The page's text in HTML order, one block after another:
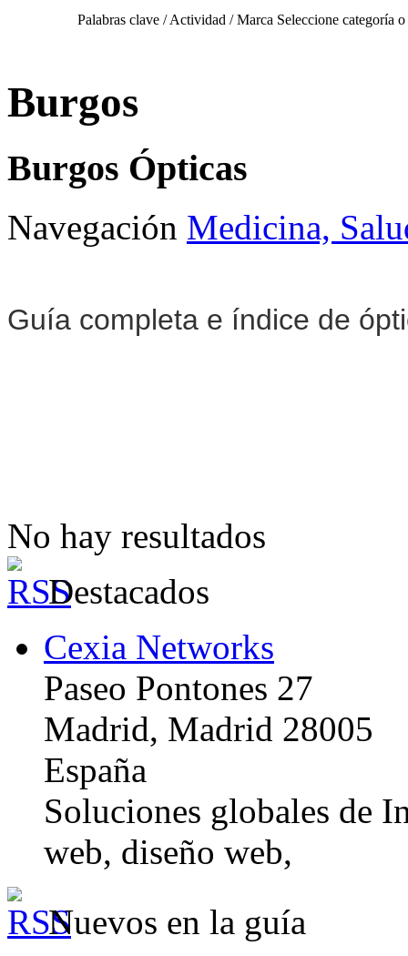
Palabras clave / Actividad / Marca Seleccione categoría
Burgos
Burgos Ópticas
Navegación Medicina,
Guía completa e índice de
No hay resultados
Destacados
Cexia Networks
Paseo Pontones 27
Madrid, Madrid 28005
España
Soluciones globales de
web, diseño web,
Nuevos en la guía